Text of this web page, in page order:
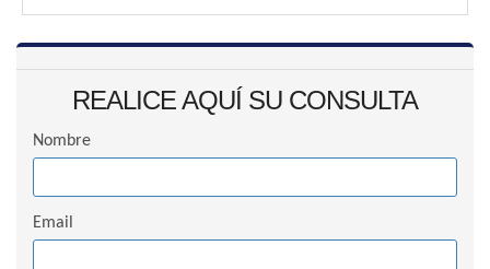
REALICE AQUÍ SU CONSULTA
Nombre
Email